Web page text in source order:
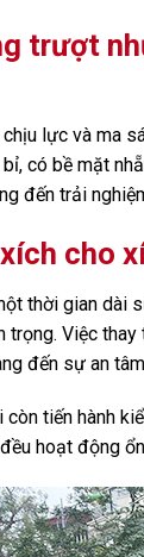
trượt
lực và ma
bỉ, có bề mặt
đến trải
cho
thời gian dài
trọng. Việc
đến sự an
còn tiến hành
hoạt động